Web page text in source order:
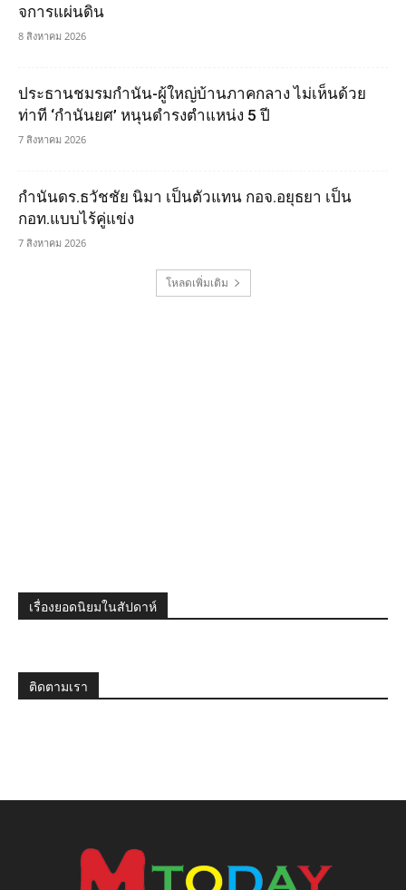
จการแผ่นดิน
8 สิงหาคม 2026
ประธานชมรมกำนัน-ผู้ใหญ่บ้านภาคกลาง ไม่เห็นด้วย
ท่าที ‘กำนันยศ’ หนุนดำรงตำแหน่ง 5 ปี
7 สิงหาคม 2026
กำนันดร.ธวัชชัย นิมา เป็นตัวแทน กอจ.อยุธยา เป็น
กอท.แบบไร้คู่แข่ง
7 สิงหาคม 2026
โหลดเพิ่มเติม
เรื่องยอดนิยมในสัปดาห์
ติดตามเรา